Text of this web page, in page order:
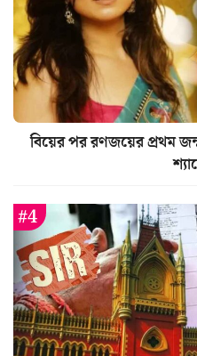
বিয়ের পর রণজয়ের প্রথম